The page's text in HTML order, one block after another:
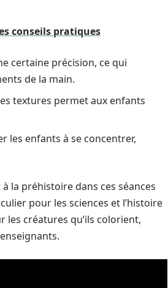
conseils pratiques
certaine précision, ce qui
de la main.
textures permet aux enfants
les enfants à se concentrer,
la préhistoire dans ces séances
pour les sciences et l’histoire
les créatures qu’ils colorient,